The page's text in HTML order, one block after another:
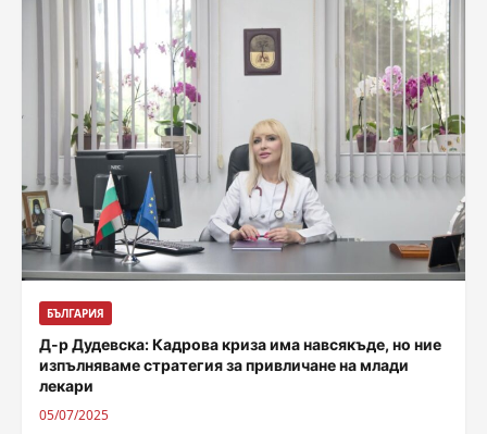
БЪЛГАРИЯ
Д-р Дудевска: Кадрова криза има навсякъде, но ние
изпълняваме стратегия за привличане на млади
лекари
05/07/2025